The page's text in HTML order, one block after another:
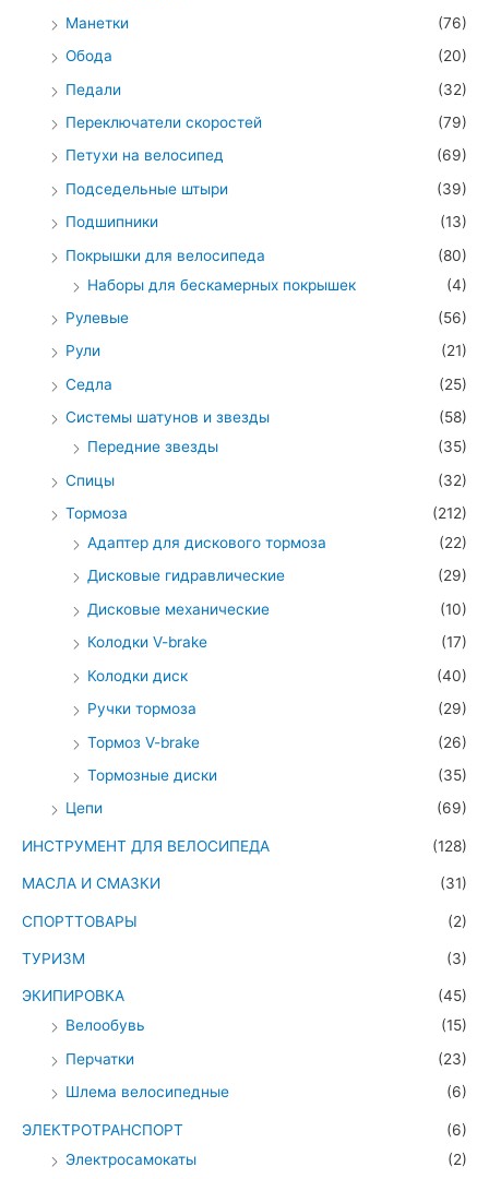
Манетки
(76)
Обода
(20)
Педали
(32)
Переключатели скоростей
(79)
Петухи на велосипед
(69)
Подседельные штыри
(39)
Подшипники
(13)
Покрышки для велосипеда
(80)
Наборы для бескамерных покрышек
(4)
Рулевые
(56)
Рули
(21)
Седла
(25)
Системы шатунов и звезды
(58)
Передние звезды
(35)
Спицы
(32)
Тормоза
(212)
Адаптер для дискового тормоза
(22)
Дисковые гидравлические
(29)
Дисковые механические
(10)
Колодки V-brake
(17)
Колодки диск
(40)
Ручки тормоза
(29)
Тормоз V-brake
(26)
Тормозные диски
(35)
Цепи
(69)
ИНСТРУМЕНТ ДЛЯ ВЕЛОСИПЕДА (128)
МАСЛА И СМАЗКИ (31)
СПОРТТОВАРЫ (2)
ТУРИЗМ (3)
ЭКИПИРОВКА
(45)
Велообувь
(15)
Перчатки
(23)
Шлема велосипедные
(6)
ЭЛЕКТРОТРАНСПОРТ
(6)
Электросамокаты
(2)